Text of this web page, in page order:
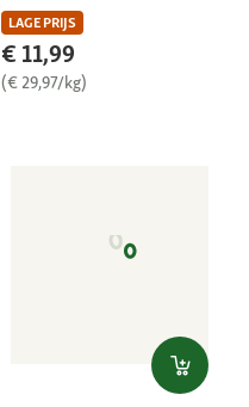
LAGE PRIJS
€ 11,99
(€ 29,97/kg)